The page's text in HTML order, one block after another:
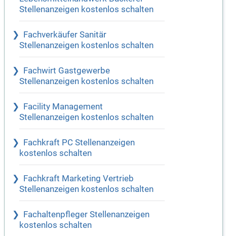
Stellenanzeigen kostenlos schalten
Fachverkäufer Sanitär
Stellenanzeigen kostenlos schalten
Fachwirt Gastgewerbe
Stellenanzeigen kostenlos schalten
Facility Management
Stellenanzeigen kostenlos schalten
Fachkraft PC Stellenanzeigen
kostenlos schalten
Fachkraft Marketing Vertrieb
Stellenanzeigen kostenlos schalten
Fachaltenpfleger Stellenanzeigen
kostenlos schalten